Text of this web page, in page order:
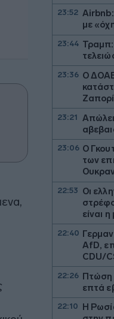
23:52 Airbnb:
με
23:44 Τραμπ:
23:36 Ο ΔΟΑΕ
23:21
23:06 Ο
των
22:53 Οι
είναι
22:40
AfD,
CDU/
22:26 Πτώση
επτά
22:10
Η